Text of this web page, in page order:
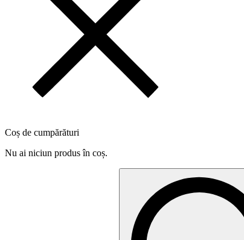
Coș de cumpărături
Nu ai niciun produs în coș.